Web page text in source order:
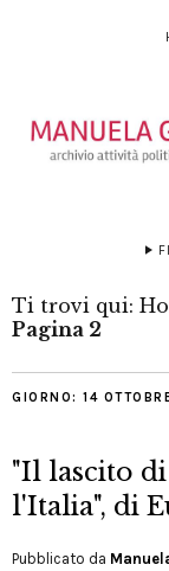
Ti trovi qui:
Pagina 2
GIORNO: 14
"Il lascito
l'Italia", di
Pubblicato da